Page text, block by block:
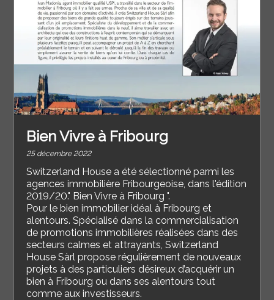
Bien Vivre à Fribourg
25 décembre 2022
Switzerland House a été sélectionné parmi les
agences immobilière Fribourgeoise, dans l'édition
2019/20." Bien Vivre à Fribourg ".
Pour le bien immobilier idéal à Fribourg et
alentours. Spécialisé dans la commercialisation
de promotions immobilières réalisées dans des
secteurs calmes et attrayants, Switzerland
House Sàrl propose régulièrement de nouveaux
projets à des particuliers désireux d’acquérir un
bien à Fribourg ou dans ses alentours tout
comme aux investisseurs.